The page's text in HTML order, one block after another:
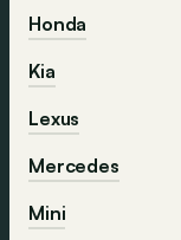
Honda
Kia
Lexus
Mercedes
Mini